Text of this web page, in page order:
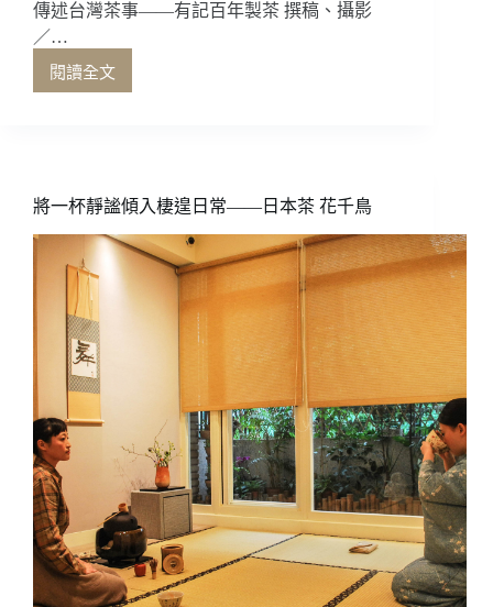
傳述台灣茶事——有記百年製茶 撰稿、攝影
／…
閱讀全文
傳
事
——
有
記
百
年
製
茶
將一杯靜謐傾入棲遑日常——日本茶 花千鳥